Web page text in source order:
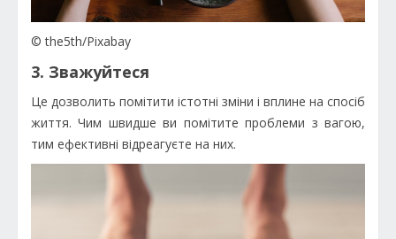
© the5th/Pixabay
3. Зважуйтеся
Це дозволить помітити істотні зміни і вплине на спосіб
життя. Чим швидше ви помітите проблеми з вагою,
тим ефективні відреагуєте на них.